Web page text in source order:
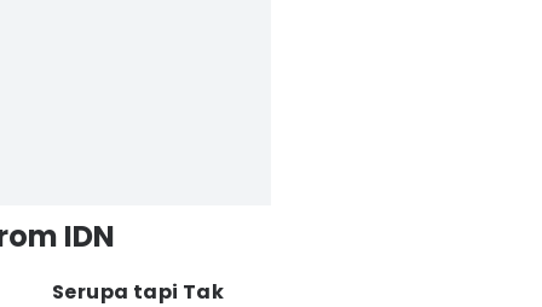
IDN
Serupa tapi Tak